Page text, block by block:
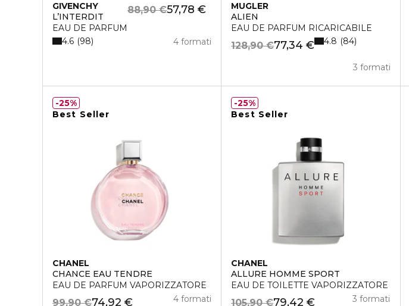
GIVENCHY
L’INTERDIT
EAU DE PARFUM
57,78 €
88,90 €
4 formati
4.6 98
MUGLER
ALIEN
EAU DE PARFUM RICARICABILE
77,34 €
128,90 €
3 formati
4.8 84
Best Seller
CHANEL
CHANCE EAU TENDRE
EAU DE PARFUM VAPORIZZATORE
74,92 €
99,90 € 4 formati
25%
Best Seller
CHANEL
ALLURE HOMME SPORT
EAU DE TOILETTE VAPORIZZATORE
79,42 €
105,90 € 3 formati
25%